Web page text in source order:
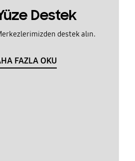
Destek
destek alın.
FAZLA OKU